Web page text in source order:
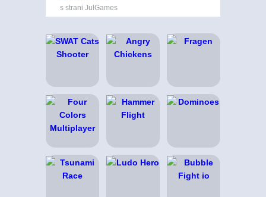
s strani JulGames